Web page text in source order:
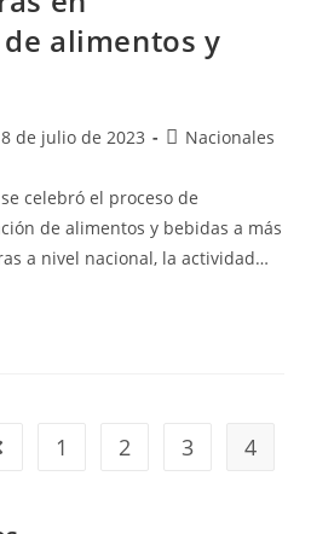
alimentos y
de julio de 2023 Nacionales
celebró el proceso de
de alimentos y bebidas a más
a nivel nacional, la actividad…
1 2 3 4